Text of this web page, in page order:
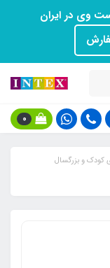
وی در ایران
0
کودک و بزرگسال